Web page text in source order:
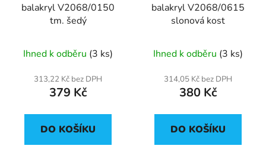
balakryl V2068/0150
tm. šedý
Ihned k odběru (3 ks)
313,22 Kč bez DPH
379 Kč
DO KOŠÍKU
balakryl V2068/0615
slonová kost
Ihned k odběru (3 ks)
314,05 Kč bez DPH
380 Kč
DO KOŠÍKU